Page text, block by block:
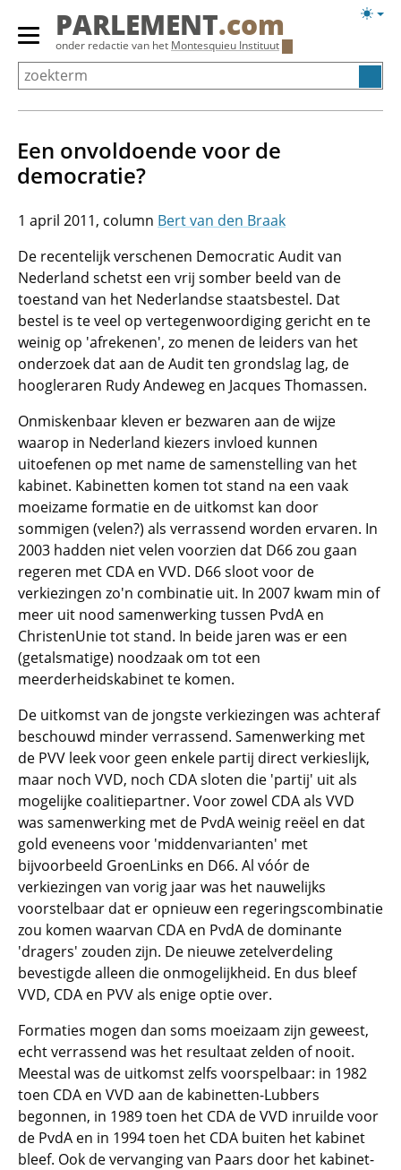
Overslaan
Primair
menu
tonen/verbergen
PARLEMENT.com
onder redactie van het Montesquieu Instituut
Een onvoldoende voor de
democratie?
1 april 2011
Bert van den Braak
De recentelijk verschenen Democratic Audit van
Nederland schetst een vrij somber beeld van de
toestand van het Nederlandse staatsbestel. Dat
bestel is te veel op vertegenwoordiging gericht en te
weinig op 'afrekenen', zo menen de leiders van het
onderzoek dat aan de Audit ten grondslag lag, de
hoogleraren Rudy Andeweg en Jacques Thomassen.
Onmiskenbaar kleven er bezwaren aan de wijze
waarop in Nederland kiezers invloed kunnen
uitoefenen op met name de samenstelling van het
kabinet. Kabinetten komen tot stand na een vaak
moeizame formatie en de uitkomst kan door
sommigen (velen?) als verrassend worden ervaren. In
2003 hadden niet velen voorzien dat D66 zou gaan
regeren met CDA en VVD. D66 sloot voor de
verkiezingen zo'n combinatie uit. In 2007 kwam min of
meer uit nood samenwerking tussen PvdA en
ChristenUnie tot stand. In beide jaren was er een
(getalsmatige) noodzaak om tot een
meerderheidskabinet te komen.
De uitkomst van de jongste verkiezingen was achteraf
beschouwd minder verrassend. Samenwerking met
de PVV leek voor geen enkele partij direct verkieslijk,
maar noch VVD, noch CDA sloten die 'partij' uit als
mogelijke coalitiepartner. Voor zowel CDA als VVD
was samenwerking met de PvdA weinig reëel en dat
gold eveneens voor 'middenvarianten' met
bijvoorbeeld GroenLinks en D66. Al vóór de
verkiezingen van vorig jaar was het nauwelijks
voorstelbaar dat er opnieuw een regeringscombinatie
zou komen waarvan CDA en PvdA de dominante
'dragers' zouden zijn. De nieuwe zetelverdeling
bevestigde alleen die onmogelijkheid. En dus bleef
VVD, CDA en PVV als enige optie over.
Formaties mogen dan soms moeizaam zijn geweest,
echt verrassend was het resultaat zelden of nooit.
Meestal was de uitkomst zelfs voorspelbaar: in 1982
toen CDA en VVD aan de kabinetten-Lubbers
begonnen, in 1989 toen het CDA de VVD inruilde voor
de PvdA en in 1994 toen het CDA buiten het kabinet
bleef. Ook de vervanging van Paars door het kabinet-